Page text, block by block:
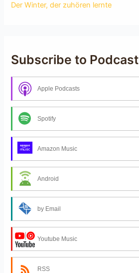
Der Winter, der zuhören lernte
Subscribe to Podcast
Apple Podcasts
Spotify
Amazon Music
Android
by Email
Youtube Music
RSS